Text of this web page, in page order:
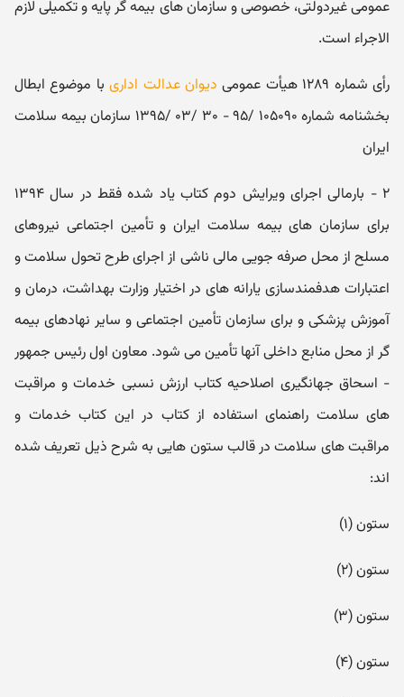
عمومی غیردولتی، خصوصی و سازمان های بیمه گر پایه و تکمیلی لازم
الاجراء است.
رأی شماره ۱۲۸۹ هیأت عمومی دیوان عدالت اداریبا موضوع ابطال
بخشنامه شماره ۱۰۵۰۹۰ /۹۵ - ۳۰ /۰۳ /۱۳۹۵ سازمان بیمه سلامت
ایران
۲ - بارمالی اجرای ویرایش دوم کتاب یاد شده فقط در سال ۱۳۹۴
برای سازمان های بیمه سلامت ایران و تأمین اجتماعی نیروهای
مسلح از محل صرفه جویی مالی ناشی از اجرای طرح تحول سلامت و
اعتبارات هدفمندسازی یارانه های در اختیار وزارت بهداشت، درمان و
آموزش پزشکی و برای سازمان تأمین اجتماعی و سایر نهادهای بیمه
گر از محل منابع داخلی آنها تأمین می شود. معاون اول رئیس جمهور
- اسحاق جهانگیری اصلاحیه کتاب ارزش نسبی خدمات و مراقبت
های سلامت راهنمای استفاده از کتاب در این کتاب خدمات و
مراقبت های سلامت در قالب ستون هایی به شرح ذیل تعریف شده
اند:
ستون (۱)
ستون (۲)
ستون (۳)
ستون (۴)